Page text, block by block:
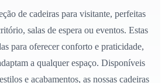
de cadeiras para visitante, perfeitas
salas de espera ou eventos. Estas
para oferecer conforto e praticidade,
a qualquer espaço. Disponíveis
e acabamentos, as nossas cadeiras